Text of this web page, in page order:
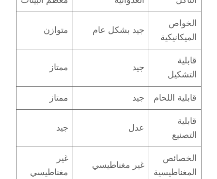
الخواص
الميكانيكية
جيد بشكل عام متوازن
قابلية
التشكيل
جيد ممتاز
قابلية اللحام جيد
ممتاز
قابلية
التصنيع
عدل جيد
الخصائص
المغناطيسية
غير مغناطيسي
غير
مغناطيسي